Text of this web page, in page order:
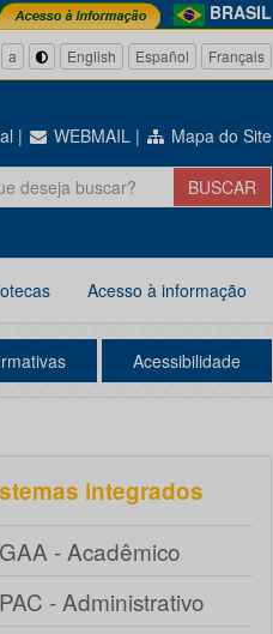
BRASIL
a English Español Français
| WEBMAIL | Mapa do Site
Acesso à informação
Acessibilidade
integrados
- Acadêmico
- Administrativo